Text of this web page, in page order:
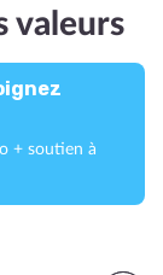
valeurs
+ soutien à